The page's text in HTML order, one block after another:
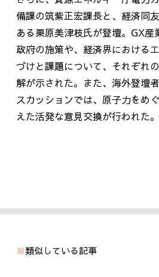
備課の筑紫正宏課長と、経済同
ある栗原美津枝氏が登壇。 GX産
政府の施策や、経済界における
づけと課題について、それぞれ
解が示された。また、海外登壇
スカッションでは、原子力をめ
えた活発な意見交換が行われた。
類似している記事